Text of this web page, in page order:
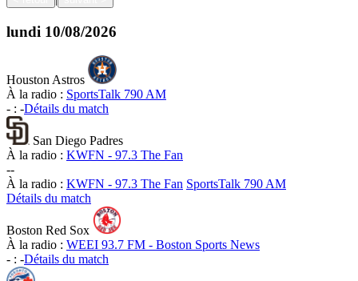
lundi 10/08/2026
Houston Astros
À la radio : SportsTalk 790 AM
- : -Détails du match
San Diego Padres
À la radio : KWFN - 97.3 The Fan
--
À la radio : KWFN - 97.3 The Fan SportsTalk 790 AM
Détails du match
Boston Red Sox
À la radio : WEEI 93.7 FM - Boston Sports News
- : -Détails du match